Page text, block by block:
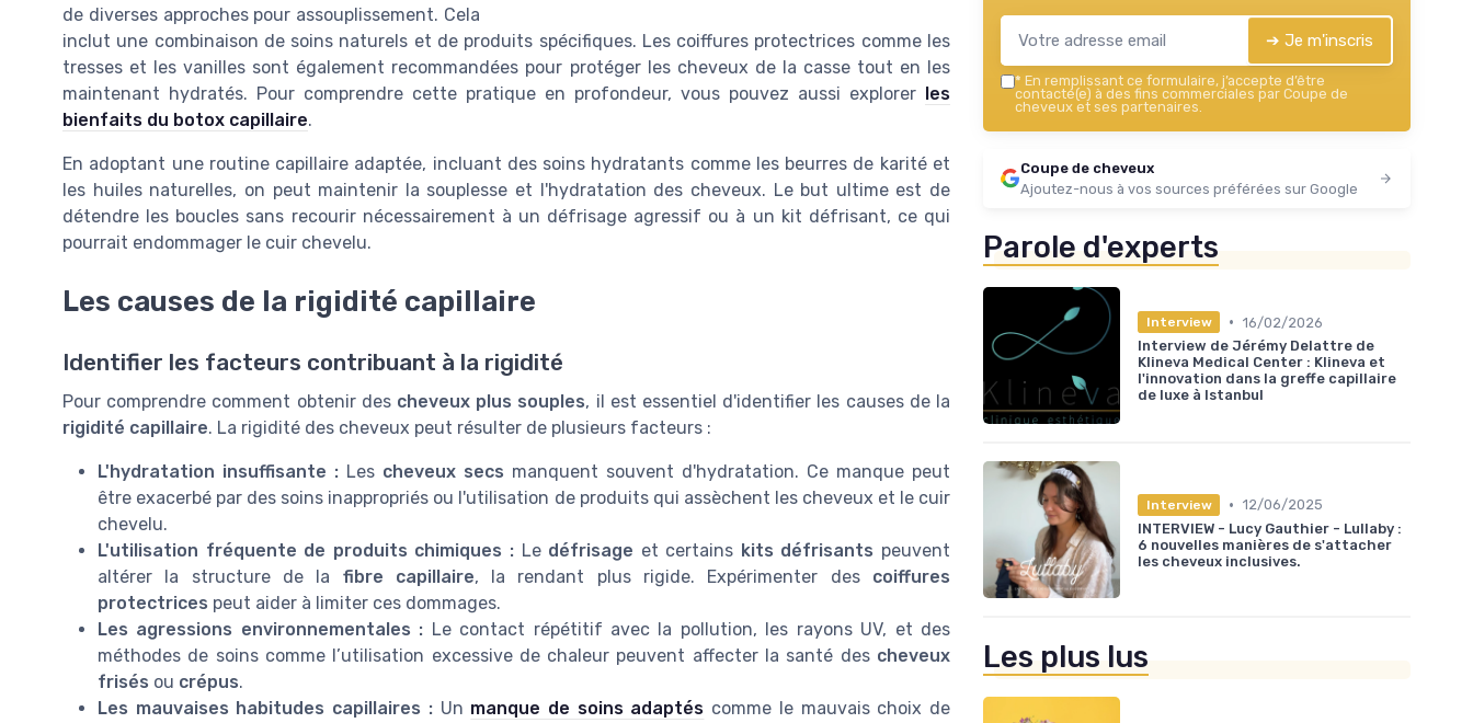
de diverses approches pour assouplissement. Cela
inclut une combinaison de soins naturels et de produits spécifiques. Les coiffures protectrices comme les
tresses et les vanilles sont également recommandées pour protéger les cheveux de la casse tout en les
maintenant hydratés. Pour comprendre cette pratique en profondeur, vous pouvez aussi explorer les
bienfaits du botox capillaire.
En adoptant une routine capillaire adaptée, incluant des soins hydratants comme les beurres de karité et
les huiles naturelles, on peut maintenir la souplesse et l'hydratation des cheveux. Le but ultime est de
détendre les boucles sans recourir nécessairement à un défrisage agressif ou à un kit défrisant, ce qui
pourrait endommager le cuir chevelu.
Les causes de la rigidité capillaire
Identifier les facteurs contribuant à la rigidité
Pour comprendre comment obtenir des cheveux plus souples, il est essentiel d'identifier les causes de la
rigidité capillaire. La rigidité des cheveux peut résulter de plusieurs facteurs :
L'hydratation insuffisante : Les cheveux secs manquent souvent d'hydratation. Ce manque peut
être exacerbé par des soins inappropriés ou l'utilisation de produits qui assèchent les cheveux et le cuir
chevelu.
L'utilisation fréquente de produits chimiques :Le défrisage et certains kits défrisants peuvent
altérer la structure de la fibre capillaire, la rendant plus rigide. Expérimenter des coiffures
protectrices peut aider à limiter ces dommages.
Les agressions environnementales : Le contact répétitif avec la pollution, les rayons UV, et des
méthodes de soins comme l’utilisation excessive de chaleur peuvent affecter la santé des cheveux
frisés ou crépus.
Les mauvaises habitudes capillaires :Un manque de soins adaptés comme le mauvais choix de
➔ Je m'inscris
* En remplissant ce formulaire, j’accepte d’être
contacté(e) à des fins commerciales par Coupe de
cheveux et ses partenaires.
Coupe de cheveux
Ajoutez-nous à vos sources préférées sur Google
Parole d'experts
Interview • 16/02/2026
Interview de Jérémy Delattre de
Klineva Medical Center : Klineva et
l'innovation dans la greffe capillaire
de luxe à Istanbul
Interview • 12/06/2025
INTERVIEW - Lucy Gauthier - Lullaby :
6 nouvelles manières de s'attacher
les cheveux inclusives.
Les plus lus